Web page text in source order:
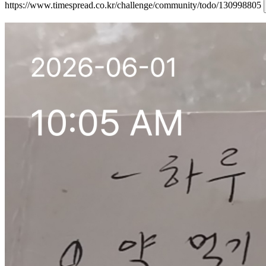
https://www.timespread.co.kr/challenge/community/todo/130998805